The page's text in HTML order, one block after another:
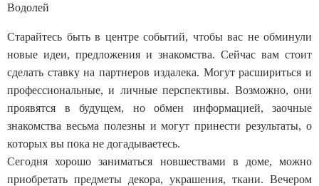
Водолей
Старайтесь быть в центре событий, чтобы вас не обминули
новые идеи, предложения и знакомства. Сейчас вам стоит
сделать ставку на партнеров издалека. Могут расшириться и
профессиональные, и личные перспективы. Возможно, они
проявятся в будущем, но обмен информацией, заочные
знакомства весьма полезны и могут принести результаты, о
которых вы пока не догадываетесь.
Сегодня хорошо заниматься новшествами в доме, можно
приобретать предметы декора, украшения, ткани. Вечером